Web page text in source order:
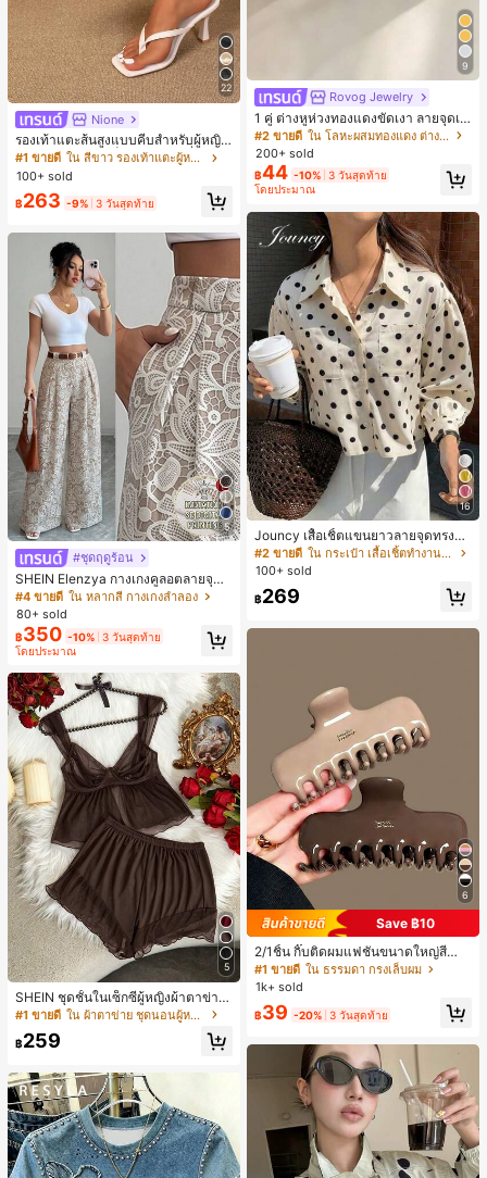
22
Nione
รองเท้าแตะส้นสูงแบบคีบสำหรับผู้หญิง
สไตล์คลาสสิก สีบล็อก สไตล์แฟรี่ฤดูร้อ
น ส้นเข็ม รองเท้าแตะแบบคีบ รองเท้าแ
ตะชายหาดแฟชั่นสายไขว้ รองเท้าผู้ห
ญิง สำหรับออฟฟิศ บ้าน กลางแจ้ง ดีไซ
น์หัวเหลี่ยม ชิคและหรูหรา สำหรับเดทไ
นท์
#1 ขายดี
ใน สีขาว รองเท้าแตะผู้หญิง
100+ sold
฿263 -9% 3 วันสุดท้าย
5
#ชุดฤดูร้อน
SHEIN Elenzya กางเกงคูลอตลายจุดเ
อวสูงแบบใหม่สำหรับฤดูใบไม้ผลิ/ฤดูร้อ
น, สไตล์หรูหราเหมาะสำหรับใส่ในชีวิต
ประจำวันและทำงาน, ให้ความรู้สึกวินเ
ทจสำหรับฤดูรับปริญญา, เทศกาลดนตร
ี, การแข่งม้าดาร์บี้, วันประกาศอิสรภาพ
#4 ขายดี ใน หลากสี กางเกงลำลอง
80+ sold
฿350 -10% 3 วันสุดท้าย
โดยประมาณ
5
SHEIN ชุดชั้นในเซ็กซี่ผู้หญิงผ้าตาข่าย
มีโครงคัพบาง
#1 ขายดี ใน ผ้าตาข่าย ชุดนอนผู้หญิง
฿259
9
Rovog Jewelry
1 คู่ ต่างหูห่วงทองแดงขัดเงา ลายจุดเร
ขาคณิตสไตล์มินิมอล เหมาะสำหรับสว
มใส่ประจำวันแบบสบายๆ สำหรับผู้หญิง
#2 ขายดี
ใน โลหะผสมทองแดง ต่างหูผู้หญิง
200+ sold
฿44 -10% 3 วันสุดท้าย
โดยประมาณ
16
Jouncy เสื้อเชิ้ตแขนยาวลายจุดทรงหล
วมสำหรับผู้หญิง
#2 ขายดี
ใน กระเป๋า เสื้อเชิ้ตทำงานมีกระเป๋า
100+ sold
฿269
6
Save ฿10
2/1ชิ้น กิ๊บติดผมแฟชั่นขนาดใหญ่สีน้ำ
ตาลชานมสำหรับผู้หญิง เหมาะสำหรับก
ารอาบน้ำ ล้างหน้า และจัดแต่งทรงผม
#1 ขายดี ใน ธรรมดา กรงเล็บผม
1k+ sold
฿39 -20% 3 วันสุดท้าย